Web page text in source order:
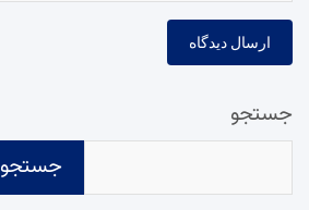
جستجو
جستجو